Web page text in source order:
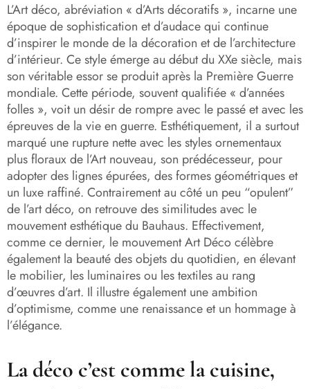
L’Art déco, abréviation « d’Arts décoratifs », incarne une
époque de sophistication et d’audace qui continue
d’inspirer le monde de la décoration et de l’architecture
d’intérieur. Ce style émerge au début du XXe siècle, mais
son véritable essor se produit après la Première Guerre
mondiale. Cette période, souvent qualifiée « d’années
folles », voit un désir de rompre avec le passé et avec les
épreuves de la vie en guerre. Esthétiquement, il a surtout
marqué une rupture nette avec les styles ornementaux
plus floraux de l’Art nouveau, son prédécesseur, pour
adopter des lignes épurées, des formes géométriques et
un luxe raffiné. Contrairement au côté un peu “opulent”
de l’art déco, on retrouve des similitudes avec le
mouvement esthétique du Bauhaus. Effectivement,
comme ce dernier, le mouvement Art Déco célèbre
également la beauté des objets du quotidien, en élevant
le mobilier, les luminaires ou les textiles au rang
d’œuvres d’art. Il illustre également une ambition
d’optimisme, comme une renaissance et un hommage à
l’élégance.
La déco c’est comme la cuisine,